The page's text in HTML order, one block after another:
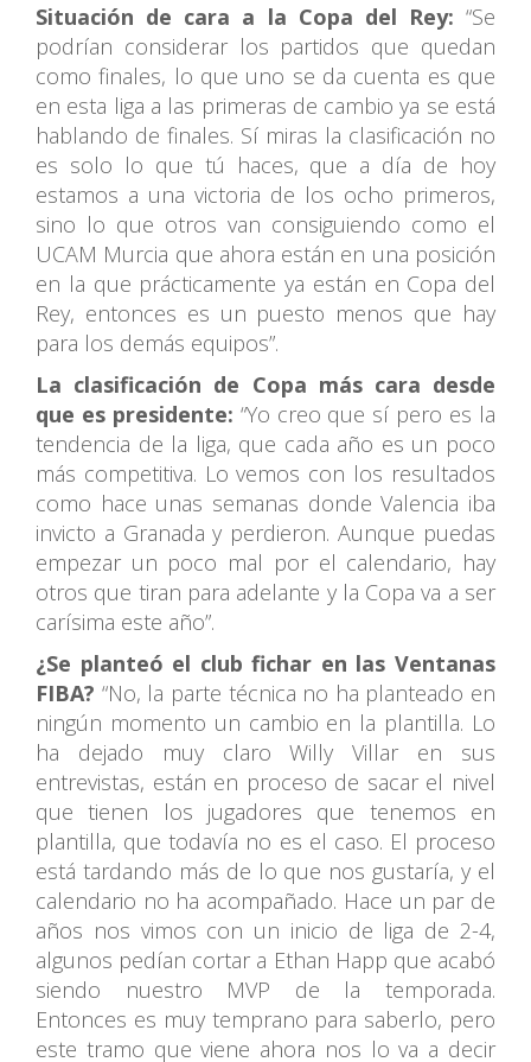
Situación de cara a la Copa del Rey: “Se
podrían considerar los partidos que quedan
como finales, lo que uno se da cuenta es que
en esta liga a las primeras de cambio ya se está
hablando de finales. Sí miras la clasificación no
es solo lo que tú haces, que a día de hoy
estamos a una victoria de los ocho primeros,
sino lo que otros van consiguiendo como el
UCAM Murcia que ahora están en una posición
en la que prácticamente ya están en Copa del
Rey, entonces es un puesto menos que hay
para los demás equipos”.
La clasificación de Copa más cara desde
que es presidente: “Yo creo que sí pero es la
tendencia de la liga, que cada año es un poco
más competitiva. Lo vemos con los resultados
como hace unas semanas donde Valencia iba
invicto a Granada y perdieron. Aunque puedas
empezar un poco mal por el calendario, hay
otros que tiran para adelante y la Copa va a ser
carísima este año”.
¿Se planteó el club fichar en las Ventanas
FIBA? “No, la parte técnica no ha planteado en
ningún momento un cambio en la plantilla. Lo
ha dejado muy claro Willy Villar en sus
entrevistas, están en proceso de sacar el nivel
que tienen los jugadores que tenemos en
plantilla, que todavía no es el caso. El proceso
está tardando más de lo que nos gustaría, y el
calendario no ha acompañado. Hace un par de
años nos vimos con un inicio de liga de 2-4,
algunos pedían cortar a Ethan Happ que acabó
siendo nuestro MVP de la temporada.
Entonces es muy temprano para saberlo, pero
este tramo que viene ahora nos lo va a decir